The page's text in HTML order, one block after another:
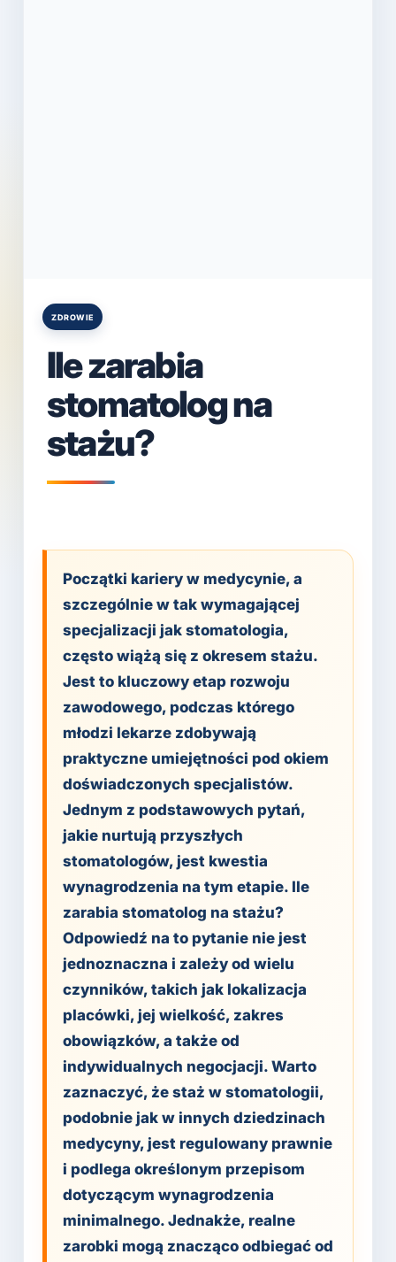
Posted
ZDROWIE
Ile zarabia
stomatolog na
stażu?
Początki kariery w medycynie, a
szczególnie w tak wymagającej
specjalizacji jak stomatologia,
często wiążą się z okresem stażu.
Jest to kluczowy etap rozwoju
zawodowego, podczas którego
młodzi lekarze zdobywają
praktyczne umiejętności pod okiem
doświadczonych specjalistów.
Jednym z podstawowych pytań,
jakie nurtują przyszłych
stomatologów, jest kwestia
wynagrodzenia na tym etapie. Ile
zarabia stomatolog na stażu?
Odpowiedź na to pytanie nie jest
jednoznaczna i zależy od wielu
czynników, takich jak lokalizacja
placówki, jej wielkość, zakres
obowiązków, a także od
indywidualnych negocjacji. Warto
zaznaczyć, że staż w stomatologii,
podobnie jak w innych dziedzinach
medycyny, jest regulowany prawnie
i podlega określonym przepisom
dotyczącym wynagrodzenia
minimalnego. Jednakże, realne
zarobki mogą znacząco odbiegać od